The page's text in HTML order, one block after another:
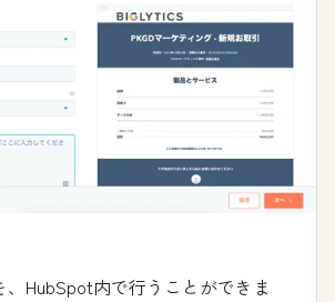
、HubSpot内で行うことができま